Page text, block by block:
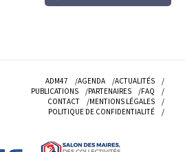
ADM47 AGENDA
ACTUALITÉS
PUBLICATIONS
PARTENAIRES
FAQ
CONTACT
MENTIONS LÉGALES
POLITIQUE DE CONFIDENTIALITÉ